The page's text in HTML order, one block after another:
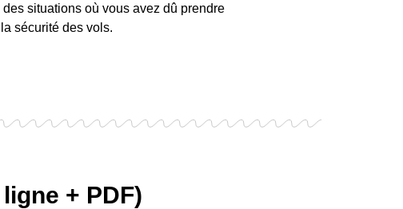
situations où vous avez dû prendre
sécurité des vols.
+ PDF)